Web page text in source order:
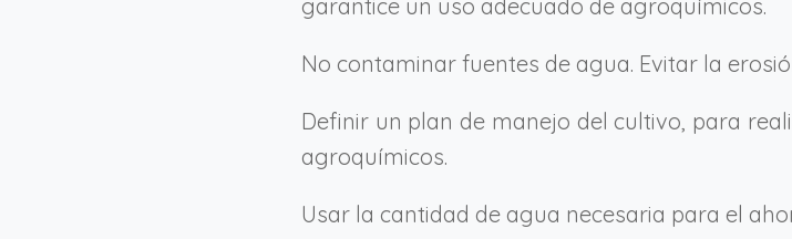
garantice un uso adecuado de agroquímicos.
No contaminar fuentes de agua. Evitar la
Definir un plan de manejo del cultivo, para
agroquímicos.
Usar la cantidad de agua necesaria para el